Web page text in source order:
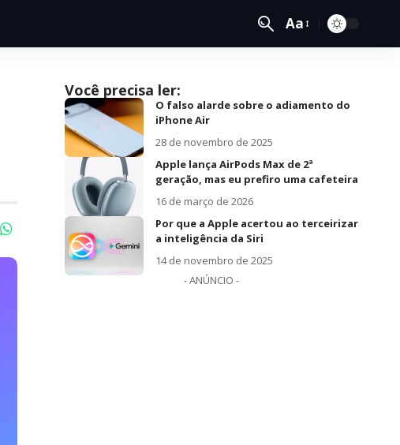
Aa
Você precisa ler:
O falso alarde sobre o adiamento do
iPhone Air
28 de novembro de 2025
Apple lança AirPods Max de 2ª
geração, mas eu prefiro uma cafeteira
16 de março de 2026
Por que a Apple acertou ao terceirizar
a inteligência da Siri
14 de novembro de 2025
- ANÚNCIO -